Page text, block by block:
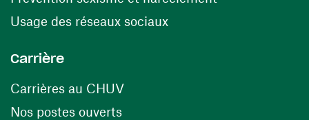
Usage des réseaux sociaux(ouvre une nouvelle
Carrière
Carrières au CHUV(ouvre une nouvelle fenêtre)
Nos postes ouverts(ouvre une nouvelle fenêtre)